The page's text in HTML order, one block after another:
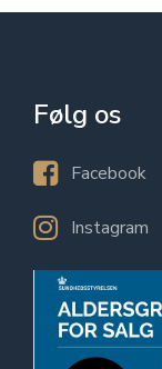
Følg os
Facebook
Instagram